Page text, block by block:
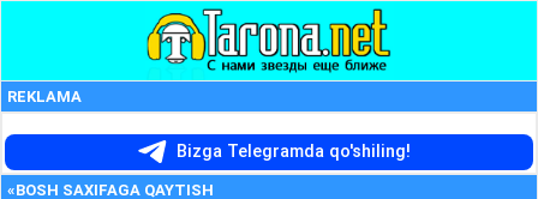
REKLAMA
Bizga Telegramda qo'shiling!
«BOSH SAXIFAGA QAYTISH